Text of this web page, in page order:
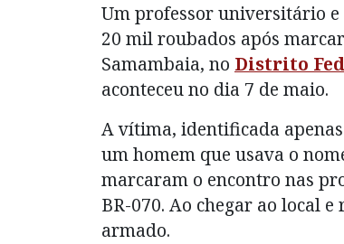
Um professor universitário e
20 mil roubados após
Samambaia, no Distrito
aconteceu no dia 7 de maio.
A vítima, identificada
um homem que usava o
marcaram o encontro nas
BR-070. Ao chegar ao local
armado.